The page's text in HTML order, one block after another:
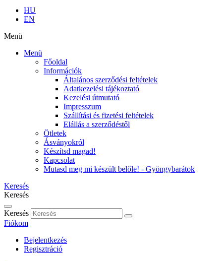
HU
EN
Menü
Menü
Főoldal
Információk
Általános szerződési feltételek
Adatkezelési tájékoztató
Kezelési útmutató
Impresszum
Szállítási és fizetési feltételek
Elállás a szerződéstől
Ötletek
Ásványokról
Készítsd magad!
Kapcsolat
Mutasd meg mi készült belőle! - Gyöngybarátok
Keresés
Keresés
Keresés
Fiókom
Bejelentkezés
Regisztráció